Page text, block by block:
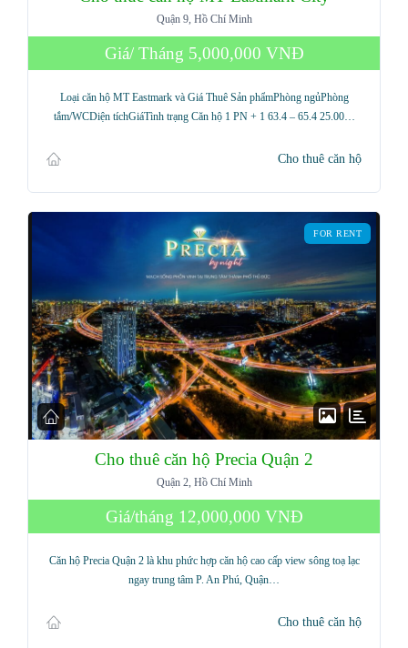
Quận 9, Hồ Chí Minh
Giá/ Tháng 5,000,000 VNĐ
Loại căn hộ MT Eastmark và Giá Thuê Sản phẩmPhòng ngủPhòng
tắm/WCDiện tíchGiáTình trạng Căn hộ 1 PN + 1 63.4 – 65.4 25.00…
Cho thuê căn hộ
FOR RENT
Cho thuê căn hộ Precia Quận 2
Quận 2, Hồ Chí Minh
Giá/tháng 12,000,000 VNĐ
Căn hộ Precia Quận 2 là khu phức hợp căn hộ cao cấp view sông toạ lạc
ngay trung tâm P. An Phú, Quận…
Cho thuê căn hộ